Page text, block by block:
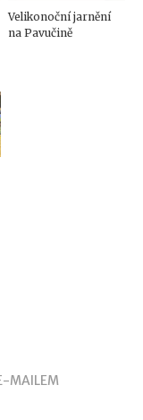
Velikonoční jarnění
na Pavučině
MAILEM